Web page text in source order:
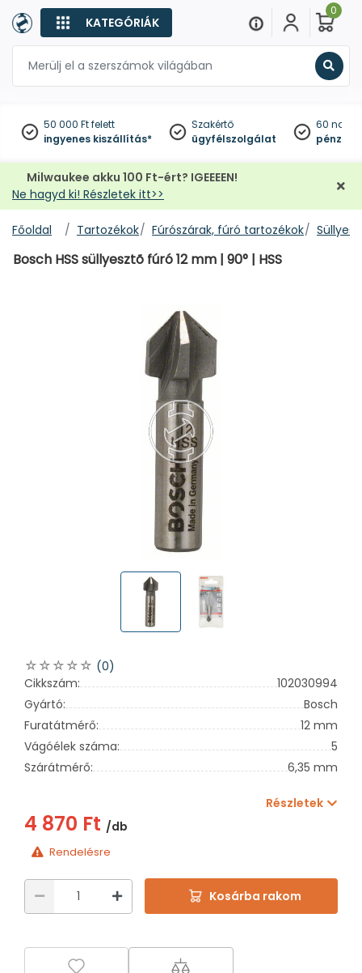
KATEGÓRIÁK
0
50 000 Ft felett
ingyenes kiszállítás*
Szakértő
ügyfélszolgálat
60
Milwaukee akku 100 Ft-ért? IGEEEEN!
Ne hagyd ki! Részletek itt>>
Főoldal Tartozékok Fúrószárak, fúró tartozékok
Bosch HSS süllyesztõ fúró 12 mm | 90° | HSS
(0)
Cikkszám:
102030994
Gyártó:
Bosch
Furatátmérő:
12 mm
Vágóélek száma:
5
Szárátmérő:
6,35 mm
Részletek
4 870 Ft /db
Rendelésre
Kosárba rakom